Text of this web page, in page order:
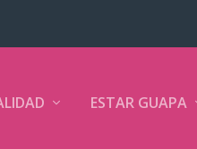
ESTAR GUAPA